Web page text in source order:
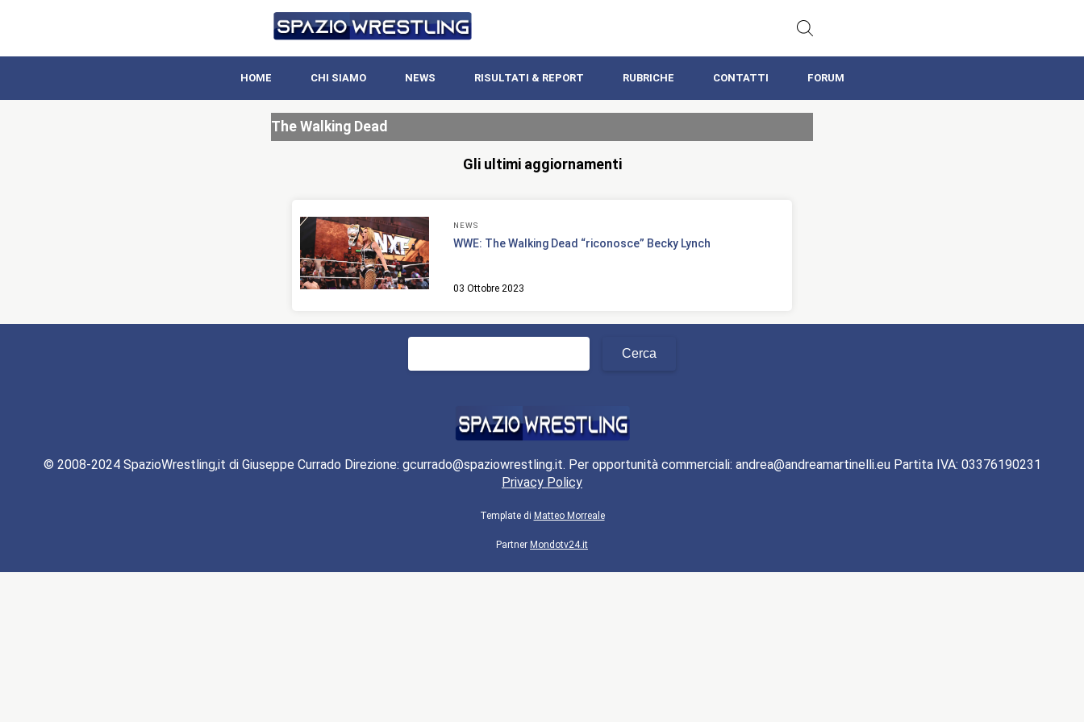
HOME CHI SIAMO NEWS RISULTATI & REPORT RUBRICHE CONTATTI FORUM
The Walking Dead
Gli ultimi aggiornamenti
NEWS
WWE: The Walking Dead “riconosce” Becky Lynch
03 Ottobre 2023
© 2008-2024 SpazioWrestling,it di Giuseppe Currado Direzione: gcurrado@spaziowrestling.it. Per opportunità commerciali: andrea@andreamartinelli.eu Partita IVA: 03376190231
Privacy Policy
Template di Matteo Morreale
Partner Mondotv24.it